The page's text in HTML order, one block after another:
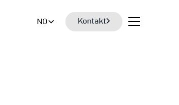
NO Kontakt